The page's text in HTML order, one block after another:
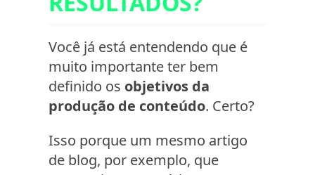
Você já está entendendo que é
muito importante ter bem
definido os objetivos da
produção de conteúdo. Certo?
Isso porque um mesmo artigo
de blog, por exemplo, que